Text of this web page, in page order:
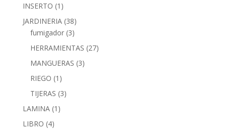
INSERTO (1)
JARDINERIA (38)
fumigador (3)
HERRAMIENTAS (27)
MANGUERAS (3)
RIEGO (1)
TIJERAS (3)
LAMINA (1)
LIBRO (4)